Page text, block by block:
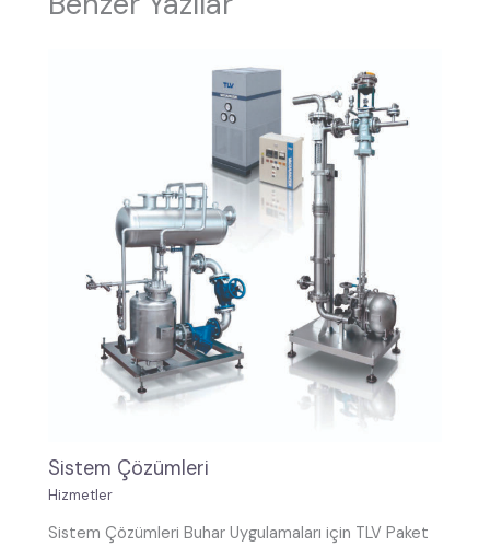
Sistem Çözümleri
Hizmetler
Sistem Çözümleri Buhar Uygulamaları için TLV Paket